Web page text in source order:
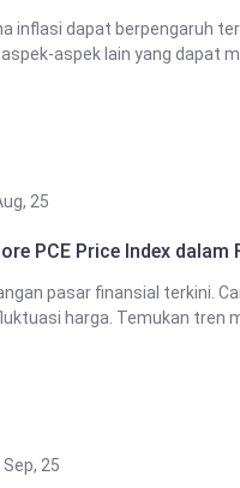
inflasi dapat berpengaruh
aspek lain yang dapat
25
PCE Price Index
pasar finansial terkini.
harga. Temukan tren
Sep, 25